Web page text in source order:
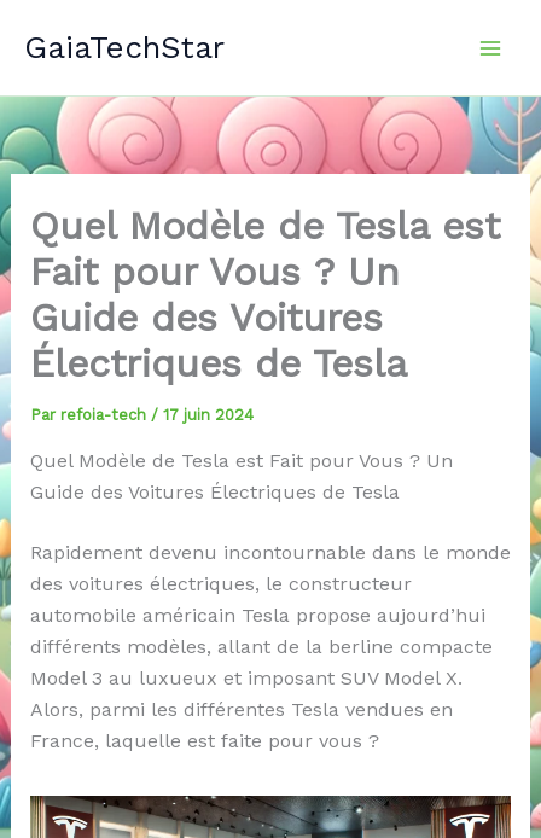
GaiaTechStar
Quel Modèle de Tesla est
Fait pour Vous ? Un
Guide des Voitures
Électriques de Tesla
Par refoia-tech / 17 juin 2024
Quel Modèle de Tesla est Fait pour Vous ? Un
Guide des Voitures Électriques de Tesla
Rapidement devenu incontournable dans le monde
des voitures électriques, le constructeur
automobile américain Tesla propose aujourd’hui
différents modèles, allant de la berline compacte
Model 3 au luxueux et imposant SUV Model X.
Alors, parmi les différentes Tesla vendues en
France, laquelle est faite pour vous ?